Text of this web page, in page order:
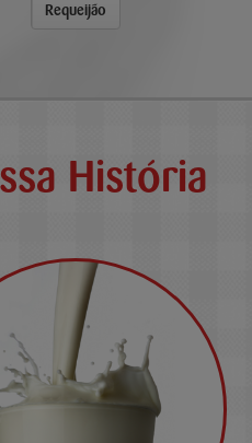
Requeijão
História